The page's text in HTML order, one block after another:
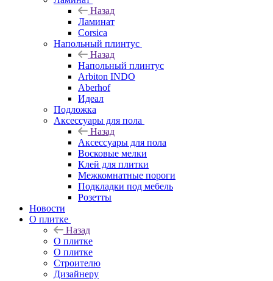
Назад
Ламинат
Corsica
Напольный плинтус
Назад
Напольный плинтус
Arbiton INDO
Aberhof
Идеал
Подложка
Аксессуары для пола
Назад
Аксессуары для пола
Восковые мелки
Клей для плитки
Межкомнатные пороги
Подкладки под мебель
Розетты
Новости
О плитке
Назад
О плитке
О плитке
Строителю
Дизайнеру